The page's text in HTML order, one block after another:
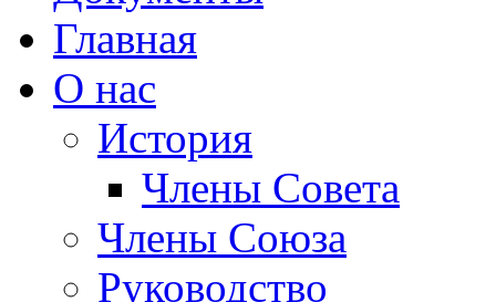
Главная
О нас
История
Члены Совета
Члены Союза
Руководство